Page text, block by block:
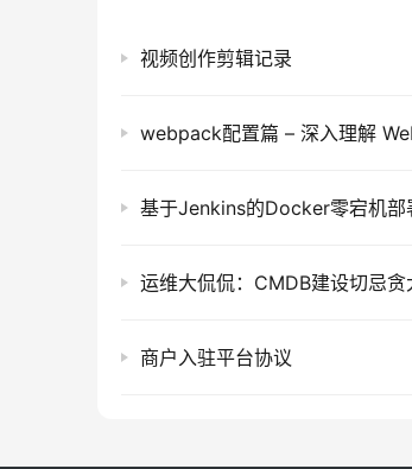
视频创作剪辑记录
基于Jenkins的Docker零宕机部
商户入驻平台协议